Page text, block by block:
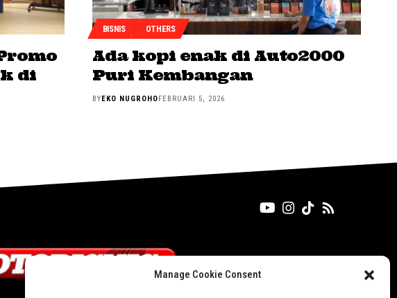
Manage Cookie Consent
di
BISNIS OTHERS
Ada kopi enak di Auto2000
Puri Kembangan
BYEKO NUGROHOFEBRUARI 5, 2026